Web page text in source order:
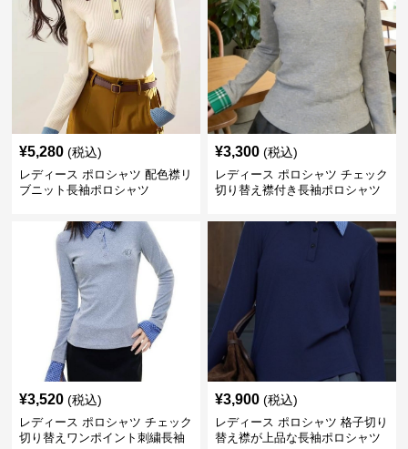
¥5,280 (税込)
レディース ポロシャツ 配色襟リ
ブニット長袖ポロシャツ
¥3,300 (税込)
レディース ポロシャツ チェック
切り替え襟付き長袖ポロシャツ
¥3,520 (税込)
レディース ポロシャツ チェック
切り替えワンポイント刺繍長袖
¥3,900 (税込)
レディース ポロシャツ 格子切り
替え襟が上品な長袖ポロシャツ